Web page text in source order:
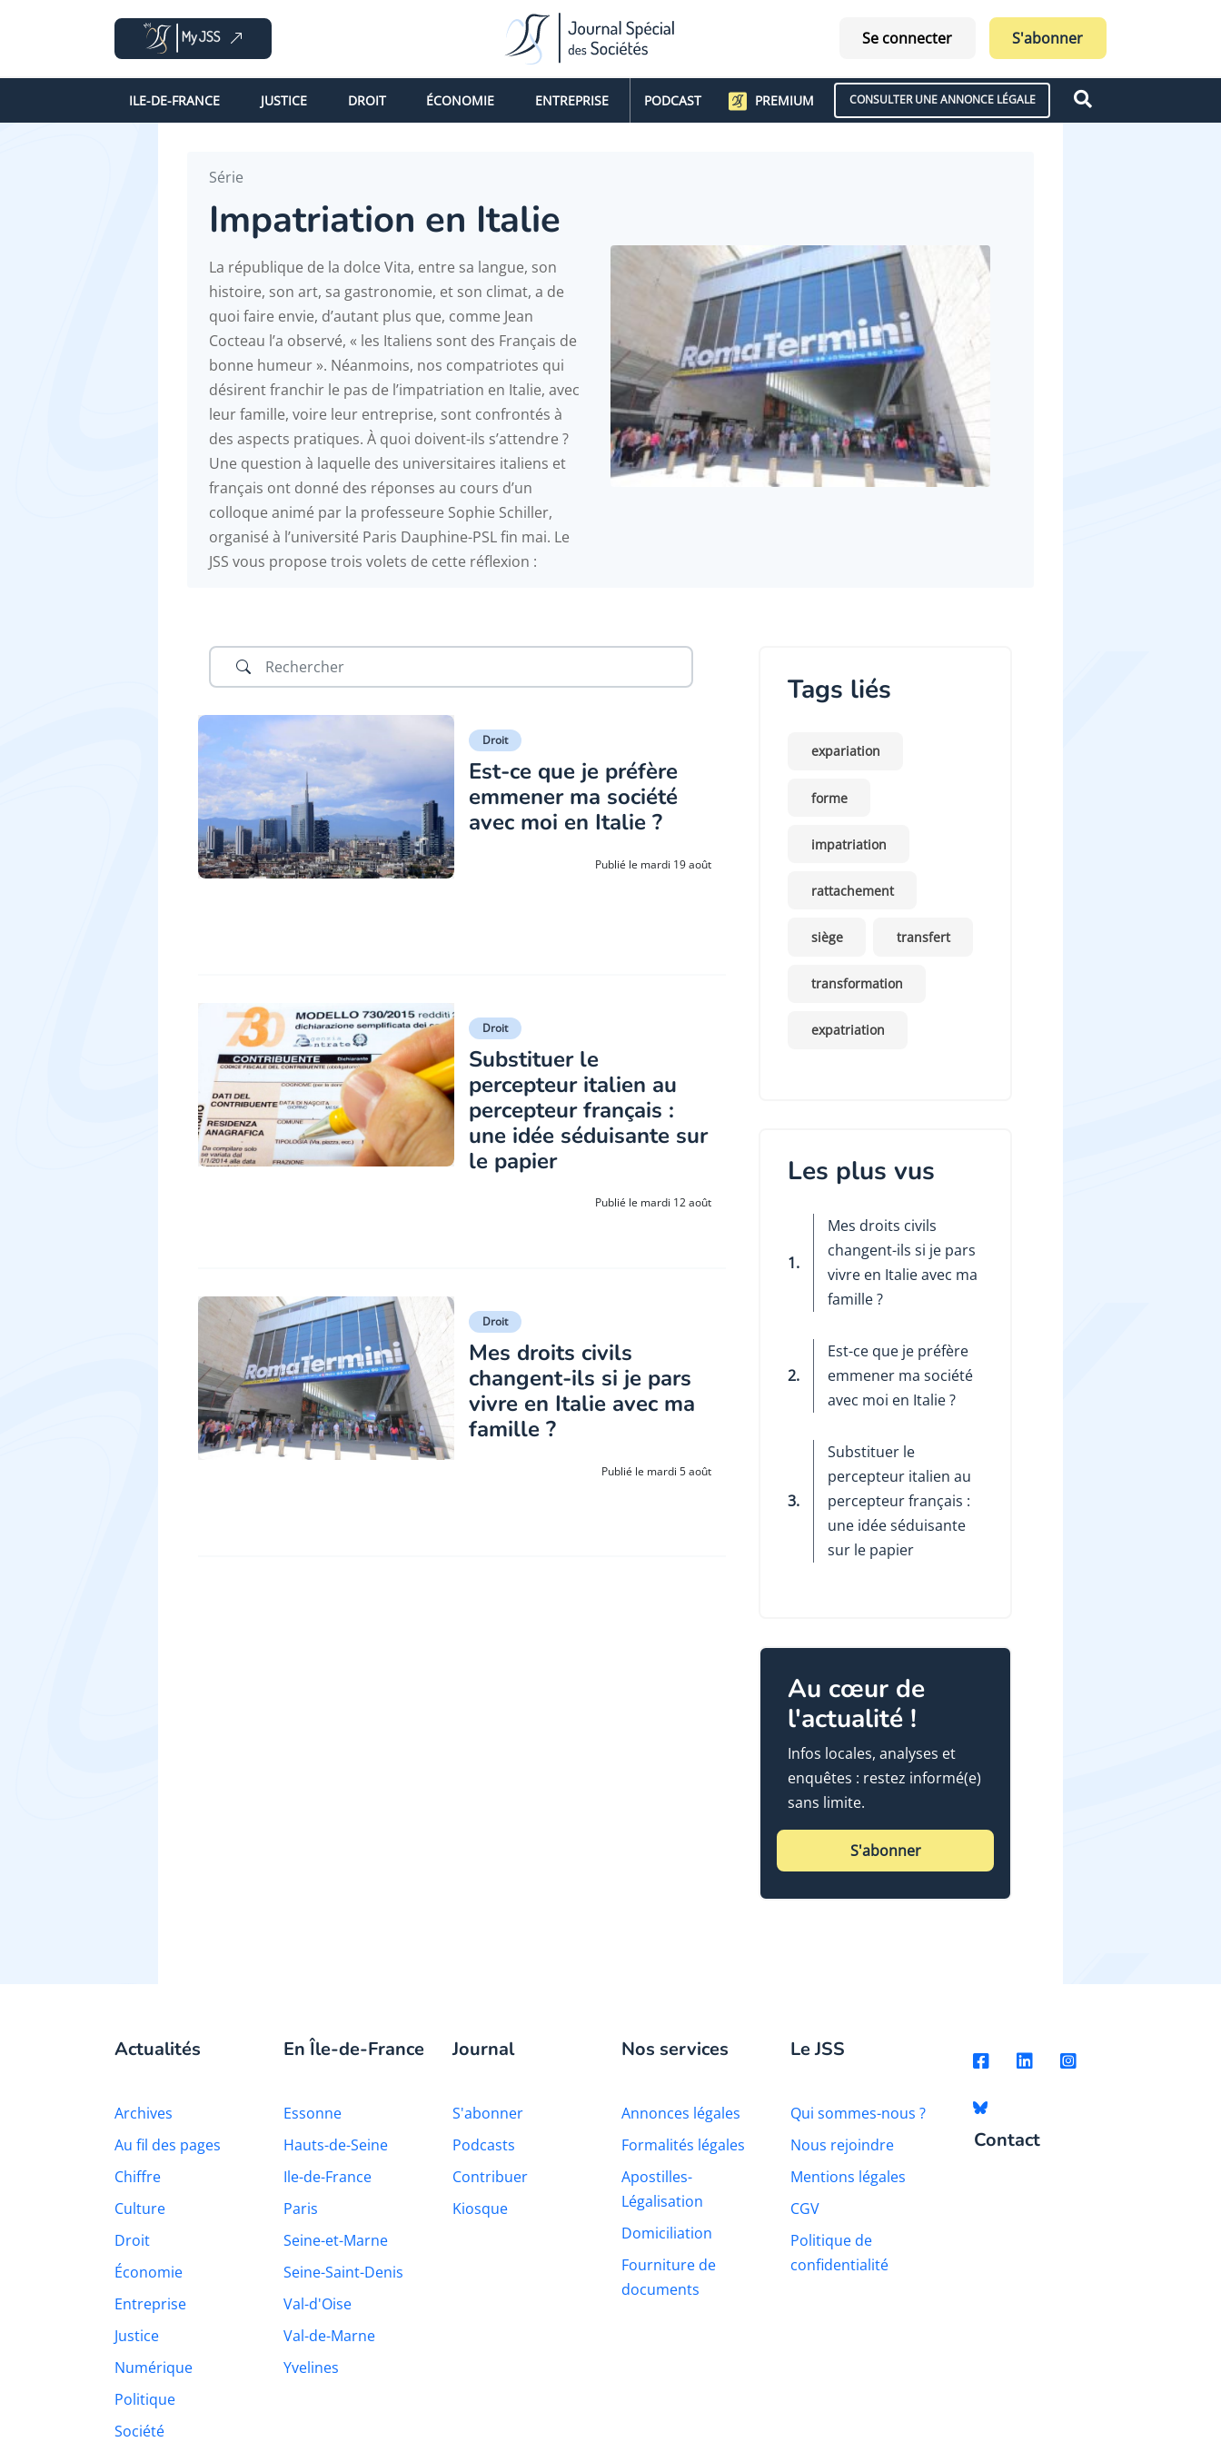
Se connecter S'abonner
ILE-DE-FRANCE JUSTICE DROIT ÉCONOMIE ENTREPRISE PODCAST PREMIUM CONSULTER UNE ANNONCE LÉGALE
Série
Impatriation en Italie
La république de la dolce Vita, entre sa langue, son
histoire, son art, sa gastronomie, et son climat, a de
quoi faire envie, d’autant plus que, comme Jean
Cocteau l’a observé, « les Italiens sont des Français de
bonne humeur ». Néanmoins, nos compatriotes qui
désirent franchir le pas de l’impatriation en Italie, avec
leur famille, voire leur entreprise, sont confrontés à
des aspects pratiques. À quoi doivent-ils s’attendre ?
Une question à laquelle des universitaires italiens et
français ont donné des réponses au cours d’un
colloque animé par la professeure Sophie Schiller,
organisé à l’université Paris Dauphine-PSL fin mai. Le
JSS vous propose trois volets de cette réflexion :
Droit
Est-ce que je préfère
emmener ma société
avec moi en Italie ?
Publié le mardi 19 août
Droit
Substituer le
percepteur italien au
percepteur français :
une idée séduisante sur
le papier
Publié le mardi 12 août
Droit
Mes droits civils
changent-ils si je pars
vivre en Italie avec ma
famille ?
Publié le mardi 5 août
Tags liés
expariation
forme
impatriation
rattachement
siège transfert
transformation
expatriation
Les plus vus
1.
Mes droits civils
changent-ils si je pars
vivre en Italie avec ma
famille ?
2.
Est-ce que je préfère
emmener ma société
avec moi en Italie ?
3.
Substituer le
percepteur italien au
percepteur français :
une idée séduisante
sur le papier
Au cœur de
l'actualité !
Infos locales, analyses et
enquêtes : restez informé(e)
sans limite.
S'abonner
Actualités
Archives
Au fil des pages
Chiffre
Culture
Droit
Économie
Entreprise
Justice
Numérique
Politique
Société
En Île-de-France
Essonne
Hauts-de-Seine
Ile-de-France
Paris
Seine-et-Marne
Seine-Saint-Denis
Val-d'Oise
Val-de-Marne
Yvelines
Journal
S'abonner
Podcasts
Contribuer
Kiosque
Nos services
Annonces légales
Formalités légales
Apostilles-
Légalisation
Domiciliation
Fourniture de
documents
Le JSS
Qui sommes-nous ?
Nous rejoindre
Mentions légales
CGV
Politique de
confidentialité
Contact